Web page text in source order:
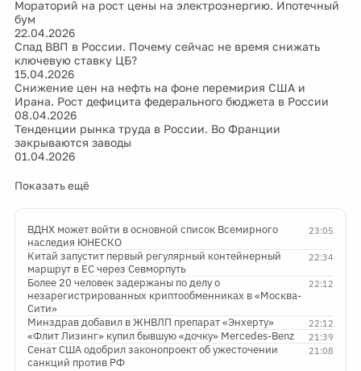
Мораторий на рост цены на электроэнергию. Ипотечный
бум
22.04.2026
Спад ВВП в России. Почему сейчас не время снижать
ключевую ставку ЦБ?
15.04.2026
Снижение цен на нефть на фоне перемирия США и
Ирана. Рост дефицита федерального бюджета в России
08.04.2026
Тенденции рынка труда в России. Во Франции
закрываются заводы
01.04.2026
Показать ещё
23:05
ВДНХ может войти в основной список Всемирного
наследия ЮНЕСКО
22:34
Китай запустит первый регулярный контейнерный
маршрут в ЕС через Севморпуть
22:12
Более 20 человек задержаны по делу о
незарегистрированных криптообменниках в «Москва-
Сити»
22:12
Минздрав добавил в ЖНВЛП препарат «Энхерту»
21:39
«Флит Лизинг» купил бывшую «дочку» Mercedes-Benz
21:08
Сенат США одобрил законопроект об ужесточении
санкций против РФ